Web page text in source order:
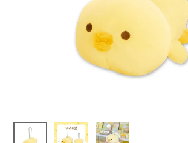
ウサコレフレ
一期一会
ぬいぐるみマスコット ぴよこ
人気商品から探す